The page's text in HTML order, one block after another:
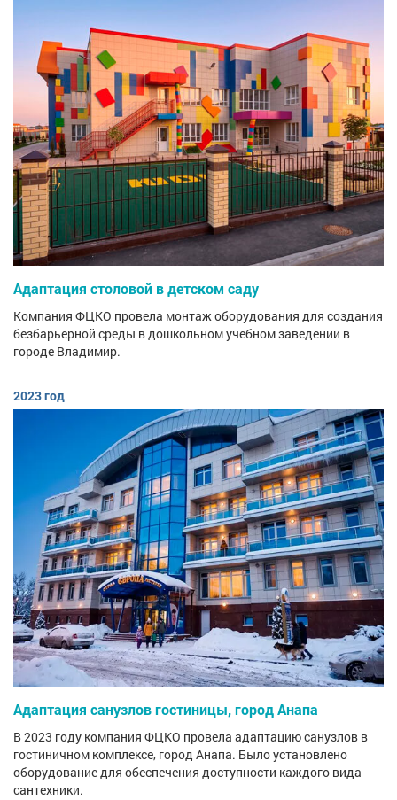
Адаптация столовой в детском саду
Компания ФЦКО провела монтаж оборудования для создания
безбарьерной среды в дошкольном учебном заведении в
городе Владимир.
2023 год
Адаптация санузлов гостиницы, город Анапа
В 2023 году компания ФЦКО провела адаптацию санузлов в
гостиничном комплексе, город Анапа. Было установлено
оборудование для обеспечения доступности каждого вида
сантехники.